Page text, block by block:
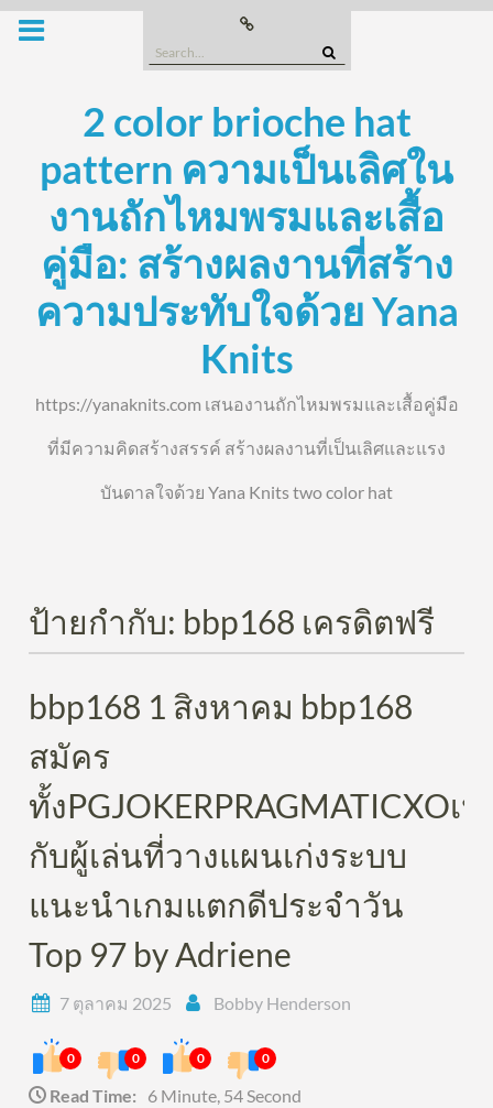
Skip
Buy
this
Search
for:
2 color brioche hat
pattern ความเป็นเลิศใน
งานถักไหมพรมและเสื้อ
คู่มือ: สร้างผลงานที่สร้าง
ความประทับใจด้วย Yana
Knits
https://yanaknits.com เสนองานถักไหมพรมและเสื้อคู่มือ
ที่มีความคิดสร้างสรรค์ สร้างผลงานที่เป็นเลิศและแรง
บันดาลใจด้วย Yana Knits two color hat
ป้ายกำกับ: bbp168 เครดิตฟรี
bbp168 1 สิงหาคม bbp168
สมัคร
ทั้งPGJOKERPRAGMATICXOเ
กับผู้เล่นที่วางแผนเก่งระบบ
แนะนำเกมแตกดีประจำวัน
Top 97 by Adriene
7 ตุลาคม 2025 Bobby Henderson
0 0 0 0
Read Time: 6 Minute, 54 Second